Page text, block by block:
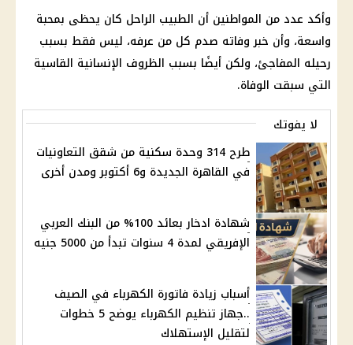
وأكد عدد من المواطنين أن الطبيب الراحل كان يحظى بمحبة
واسعة، وأن خبر وفاته صدم كل من عرفه، ليس فقط بسبب
رحيله المفاجئ، ولكن أيضًا بسبب الظروف الإنسانية القاسية
التي سبقت الوفاة.
لا يفوتك
طرح 314 وحدة سكنية من شقق التعاونيات
في القاهرة الجديدة و6 أكتوبر ومدن أخرى
شهادة ادخار بعائد 100% من البنك العربي
الإفريقي لمدة 4 سنوات تبدأ من 5000 جنيه
أسباب زيادة فاتورة الكهرباء في الصيف
..جهاز تنظيم الكهرباء يوضح 5 خطوات
لتقليل الإستهلاك